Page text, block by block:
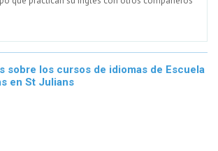
sobre los cursos de idiomas de Escuela
en St Julians